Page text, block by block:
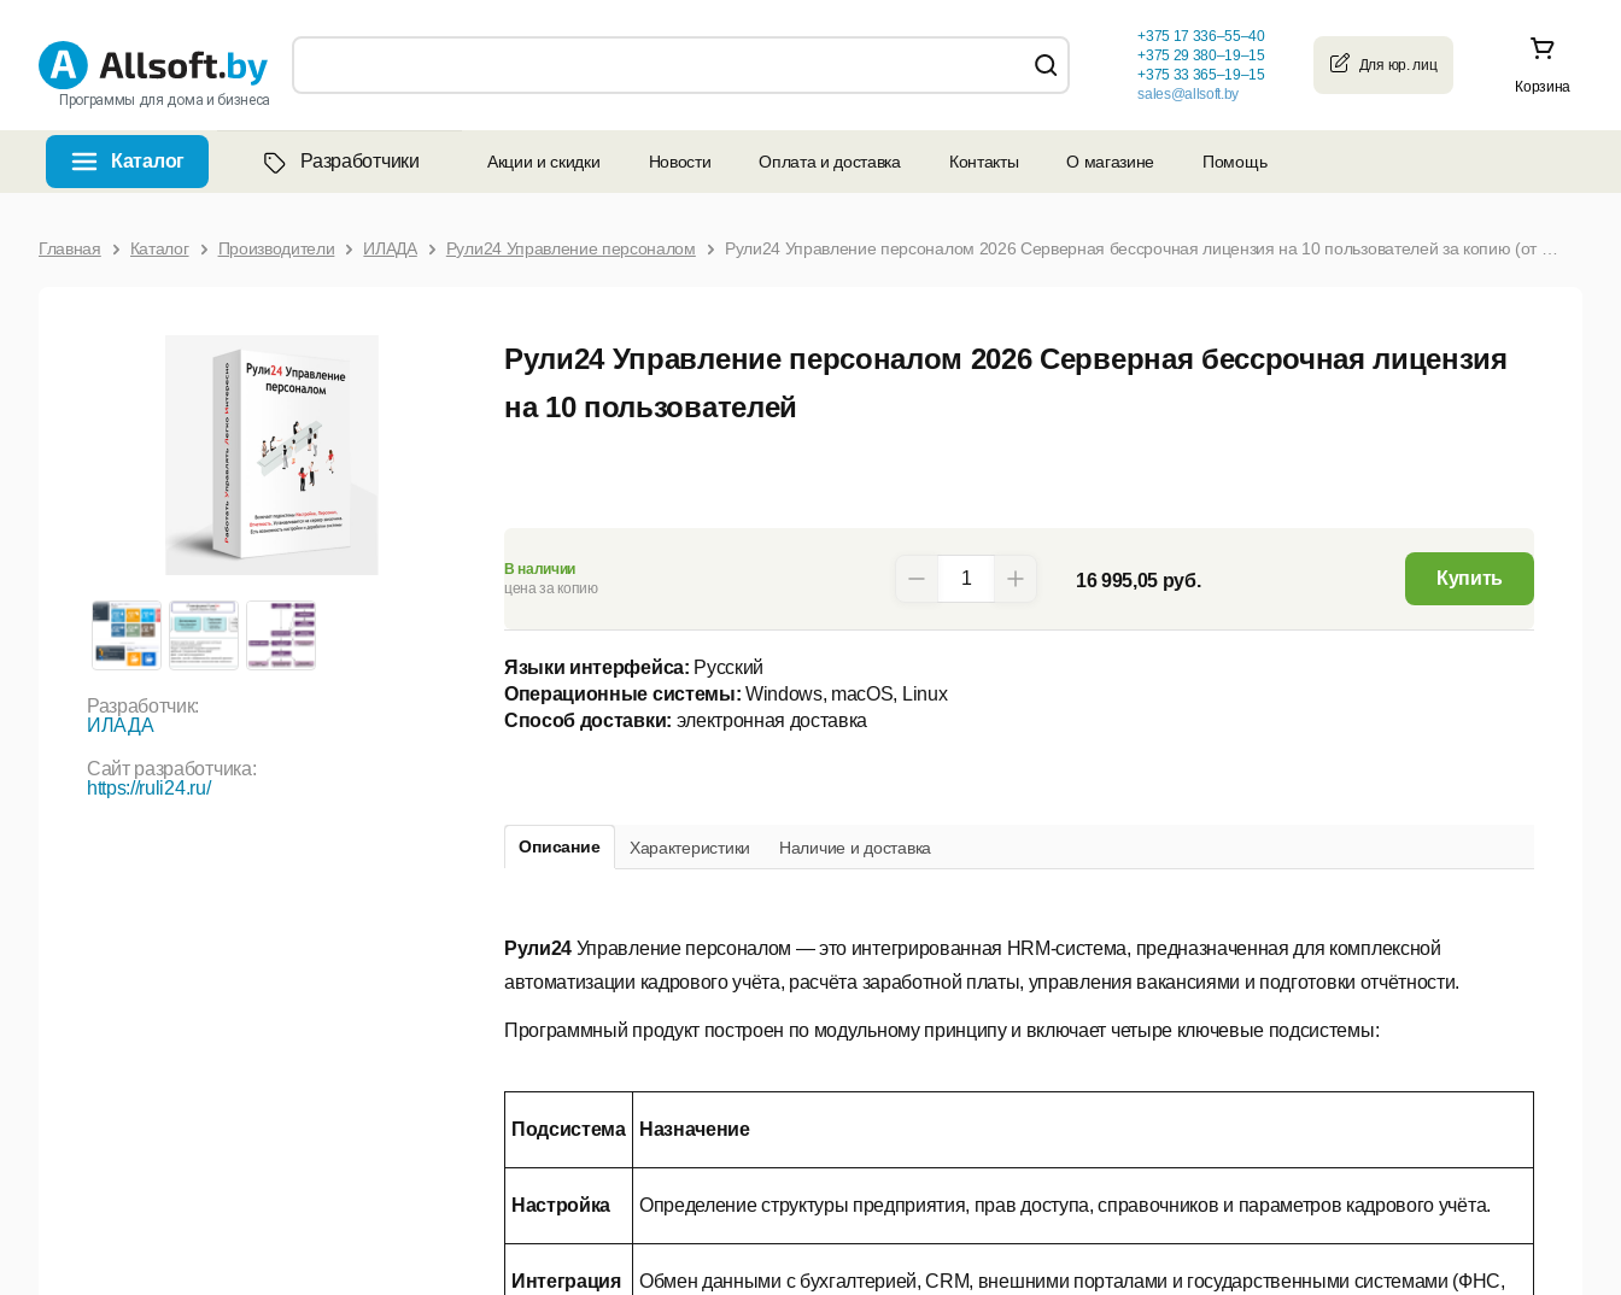
Программы для дома и бизнеса
Корзина
+375 17 336–55–40
+375 29 380–19–15
+375 33 365–19–15
sales@allsoft.by
Каталог Разработчики Акции и скидки Новости Оплата и доставка Контакты О магазине Помощь
Главная Каталог Производители ИЛАДА Рули24 Управление персоналом
Рули24 Управление персоналом 2026 Серверная бессрочная лицензия
на 10 пользователей
Разработчик:
ИЛАДА
Сайт разработчика:
https://ruli24.ru/
Описание Характеристики Наличие и доставка
Рули24 Управление персоналом — это интегрированная HRM-система, предназначенная для комплексной
автоматизации кадрового учёта, расчёта заработной платы, управления вакансиями и подготовки отчётности.
Программный продукт построен по модульному принципу и включает четыре ключевые подсистемы:
Подсистема Назначение
Настройка Определение структуры предприятия, прав доступа, справочников и параметров кадрового учёта.
Интеграция
Обмен данными с бухгалтерией, CRM, внешними порталами и государственными системами (ФНС,
В наличии
цена за копию
16 995,05 руб. Купить
Языки интерфейса: Русский
Операционные системы: Windows, macOS, Linux
Способ доставки: электронная доставка